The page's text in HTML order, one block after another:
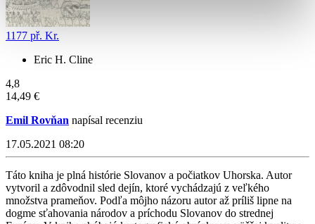
1177 př. Kr.
Eric H. Cline
4,8
14,49 €
Emil Rovňan napísal recenziu
17.05.2021 08:20
Táto kniha je plná histórie Slovanov a počiatkov Uhorska. Autor
vytvoril a zdôvodnil sled dejín, ktoré vychádzajú z veľkého
množstva prameňov. Podľa môjho názoru autor až príliš lipne na
dogme sťahovania národov a príchodu Slovanov do strednej